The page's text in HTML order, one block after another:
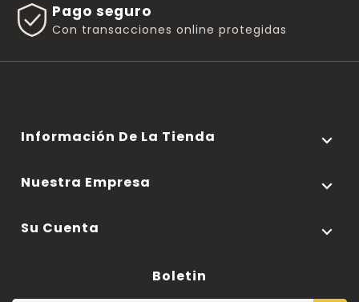
Pago seguro
Con transacciones online protegidas
Información De La Tienda 
Nuestra Empresa 
Su Cuenta 
Boletin